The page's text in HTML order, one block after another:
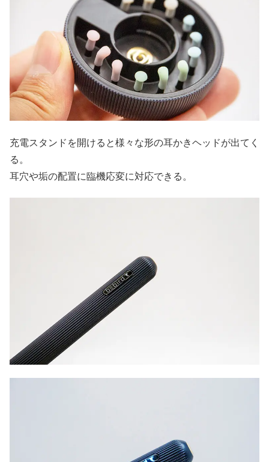
充電スタンドを開けると様々な形の耳かきヘッドが出てく
る。
耳穴や垢の配置に臨機応変に対応できる。